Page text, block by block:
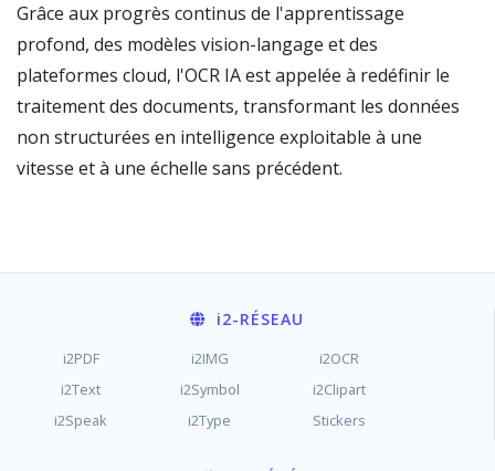
Grâce aux progrès continus de l'apprentissage
profond, des modèles vision-langage et des
plateformes cloud, l'OCR IA est appelée à redéfinir le
traitement des documents, transformant les données
non structurées en intelligence exploitable à une
vitesse et à une échelle sans précédent.
i2-RÉSEAU
i2PDF i2IMG
i2OCR
i2Text
i2Symbol
i2Clipart
i2Speak
i2Type Stickers